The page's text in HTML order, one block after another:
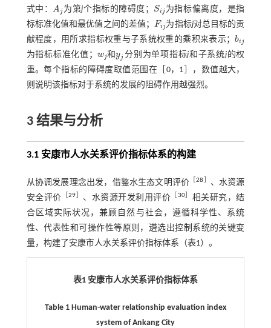
式中：A j
Aj 为第j个指标的障碍度； Si j
Sij 为指标偏离度，是指
标标准化值和最优值之间的差值；Fi j
Fij 为指标j对总目标的贡
献程度，用所求指标权重与子系统权重的乘积来表示； bi j
bij
为指标标准化值； wj和yj
wj和yj 分别为单项指标j和子系统j的权
重。每个指标的障碍度取值范围在［0，1］，数值越大，
则说明该指标对于系统的发展的阻碍作用越强烈。
3 结果与分析
3.1 安康市人水关系评价指标体系的构建
从协调发展理念出发，借鉴水生态文明评价 ［28
、水资源
安全评价 ［29 、水资源开发利用评价 30］ 相关研究，结
合区域实际状况，兼顾自然与社会，遵循科学性、系统
性、代表性和可操作性等原则，遴选出控制系统的关键变
量，构建了安康市人水关系评价指标体系（表1）。
表1 安康市人水关系评价指标体系
Table 1 Human-water relationship evaluation index
system of Ankang City